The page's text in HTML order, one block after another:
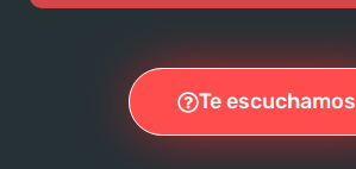
Te escuchamos